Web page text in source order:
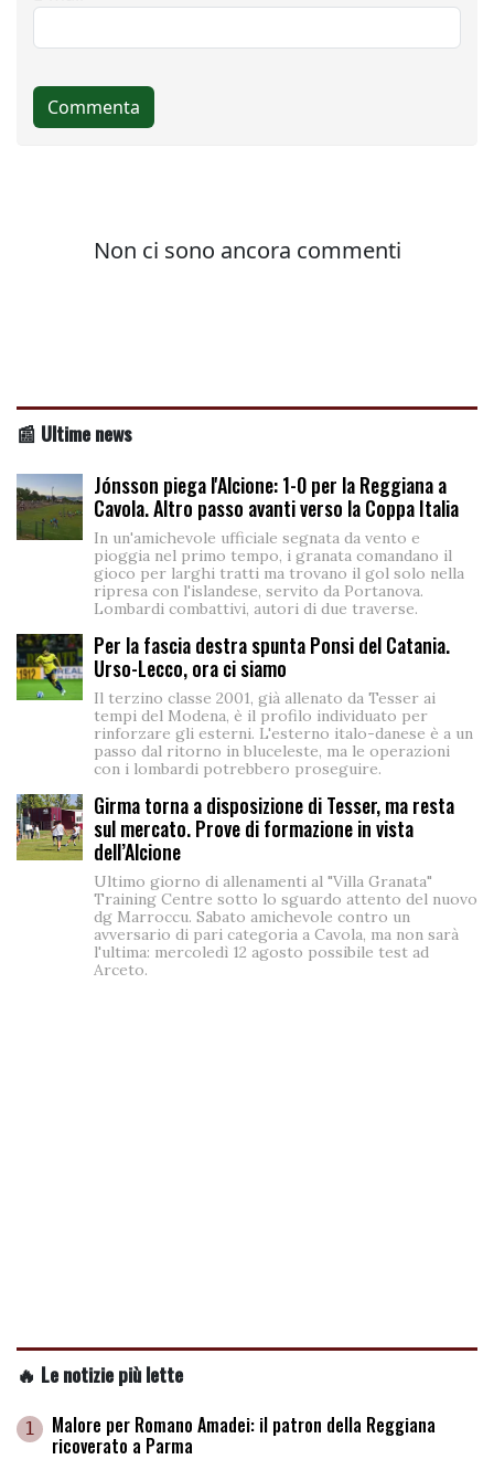
📰 Ultime news
Jónsson piega l'Alcione: 1-0 per la Reggiana a
Cavola. Altro passo avanti verso la Coppa Italia
In un'amichevole ufficiale segnata da vento e
pioggia nel primo tempo, i granata comandano il
gioco per larghi tratti ma trovano il gol solo nella
ripresa con l'islandese, servito da Portanova.
Lombardi combattivi, autori di due traverse.
Per la fascia destra spunta Ponsi del Catania.
Urso-Lecco, ora ci siamo
Il terzino classe 2001, già allenato da Tesser ai
tempi del Modena, è il profilo individuato per
rinforzare gli esterni. L'esterno italo-danese è a un
passo dal ritorno in bluceleste, ma le operazioni
con i lombardi potrebbero proseguire.
Girma torna a disposizione di Tesser, ma resta
sul mercato. Prove di formazione in vista
dell’Alcione
Ultimo giorno di allenamenti al "Villa Granata"
Training Centre sotto lo sguardo attento del nuovo
dg Marroccu. Sabato amichevole contro un
avversario di pari categoria a Cavola, ma non sarà
l'ultima: mercoledì 12 agosto possibile test ad
Arceto.
🔥 Le notizie più lette
1 Malore per Romano Amadei: il patron della Reggiana
ricoverato a Parma